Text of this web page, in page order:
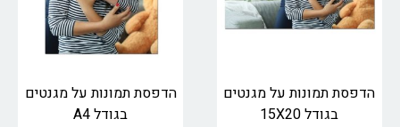
הדפסת תמונות על מגנטים
בגודל 15X20
הדפסת תמונות על מגנטים
בגודל A4